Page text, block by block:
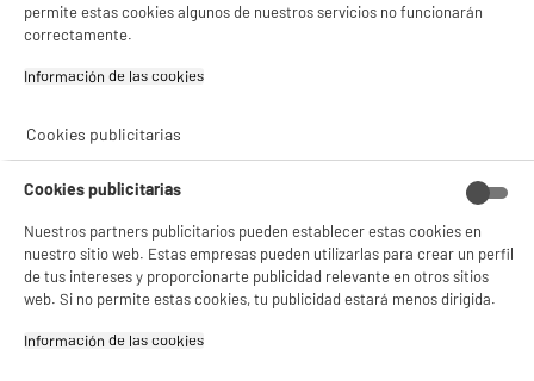
permite estas cookies algunos de nuestros servicios no funcionarán
correctamente.
Información de las cookies‎
Cookies publicitarias
Cookies publicitarias
Nuestros partners publicitarios pueden establecer estas cookies en
nuestro sitio web. Estas empresas pueden utilizarlas para crear un perfil
de tus intereses y proporcionarte publicidad relevante en otros sitios
web. Si no permite estas cookies, tu publicidad estará menos dirigida.
Información de las cookies‎